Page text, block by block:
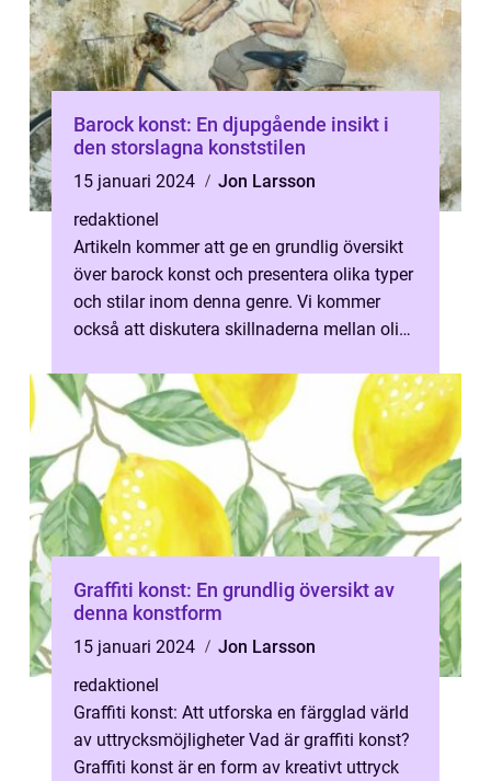
Barock konst: En djupgående insikt i
den storslagna konststilen
15 januari 2024
Jon Larsson
redaktionel
Artikeln kommer att ge en grundlig översikt
över barock konst och presentera olika typer
och stilar inom denna genre. Vi kommer
också att diskutera skillnaderna mellan olika
Graffiti konst: En grundlig översikt av
denna konstform
15 januari 2024
Jon Larsson
redaktionel
Graffiti konst: Att utforska en färgglad värld
av uttrycksmöjligheter Vad är graffiti konst?
Graffiti konst är en form av kreativt uttryck